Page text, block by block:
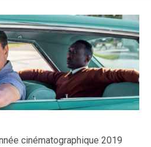
cinématographique 2019